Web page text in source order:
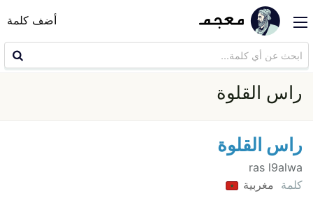
أضف كلمة
راس القلوة
راس القلوة
ras l9alwa
كلمة مغربية